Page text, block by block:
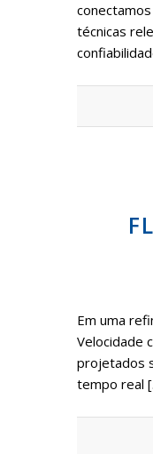
técnicas
Em uma
Velocidade
projetados
tempo real